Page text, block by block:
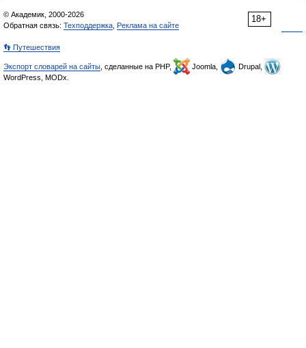
18+
© Академик, 2000-2026
Обратная связь: Техподдержка Реклама на сайте
👣 Путешествия
Экспорт словарей на сайты , сделанные на PHP, Joomla,
Drupal,
WordPress, MODx.